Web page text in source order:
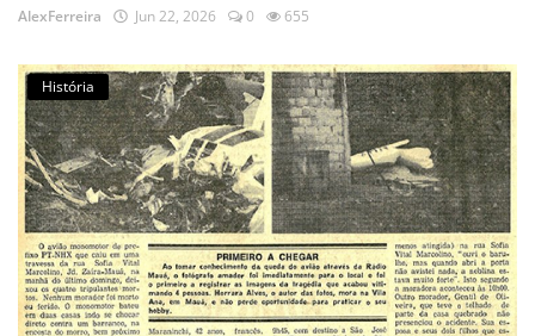
AlexFerreira Jun 22, 2026 0 655
História